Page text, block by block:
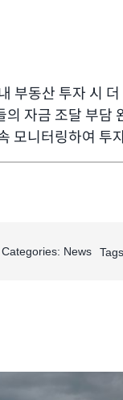
부동산 투자 시
자금 조달 부담
모니터링하여 투
Categories: News